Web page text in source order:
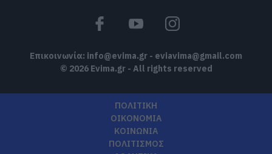
Επικοινωνία: info@evima.gr - eviavima@gmail.com
© 2026 Evima.gr - All rights reserved
ΠΟΛΙΤΙΚΗ
ΟΙΚΟΝΟΜΙΑ
ΚΟΙΝΩΝΙΑ
ΠΟΛΙΤΙΣΜΟΣ